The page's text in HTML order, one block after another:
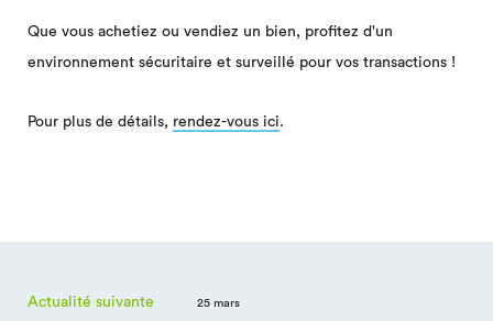
Que vous achetiez ou vendiez un bien, profitez d'un
environnement sécuritaire et surveillé pour vos transactions !
Pour plus de détails, rendez-vous ici.
Actualité suivante 25 mars